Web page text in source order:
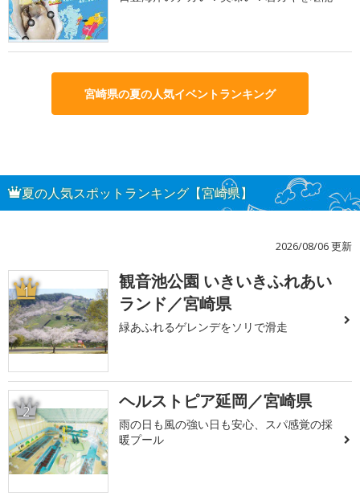
宮崎県の夏の人気イベントランキング
夏の人気スポットランキング【宮崎県】
2026/08/06 更新
1
観音池公園 いきいきふれあい
ランド／宮崎県
緑あふれるゲレンデをソリで滑走
2 ヘルストピア延岡／宮崎県
雨の日も風の強い日も安心、スパ感覚の採
暖プール